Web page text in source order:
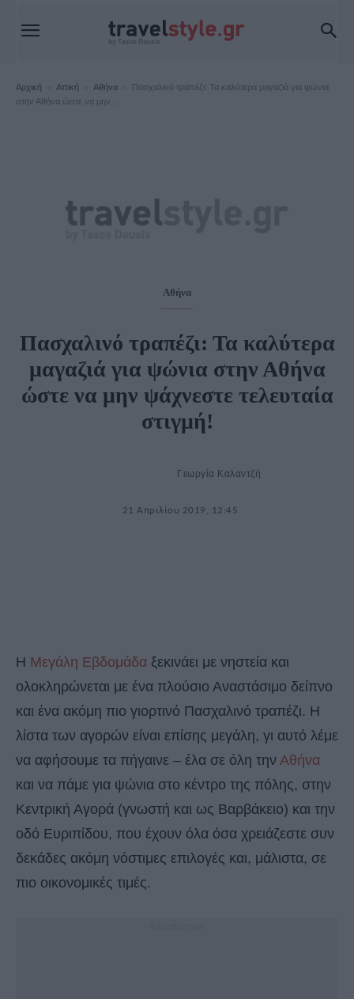
Αρχική Αττική Αθήνα
Πασχαλινό τραπέζι: Τα καλύτερα μαγαζιά για ψώνια
στην Αθήνα ώστε να μην...
Αθήνα
Πασχαλινό τραπέζι: Τα καλύτερα
μαγαζιά για ψώνια στην Αθήνα
ώστε να μην ψάχνεστε τελευταία
στιγμή!
Γεωργία Καλαντζή
21 Απριλίου 2019, 12:45
Η Μεγάλη Εβδομάδα ξεκινάει με νηστεία και
ολοκληρώνεται με ένα πλούσιο Αναστάσιμο δείπνο
και ένα ακόμη πιο γιορτινό Πασχαλινό τραπέζι. Η
λίστα των αγορών είναι επίσης μεγάλη, γι αυτό λέμε
να αφήσουμε τα πήγαινε – έλα σε όλη την Αθήνα
και να πάμε για ψώνια στο κέντρο της πόλης, στην
Κεντρική Αγορά (γνωστή και ως Βαρβάκειο) και την
οδό Ευριπίδου, που έχουν όλα όσα χρειάζεστε συν
δεκάδες ακόμη νόστιμες επιλογές και, μάλιστα, σε
πιο οικονομικές τιμές.